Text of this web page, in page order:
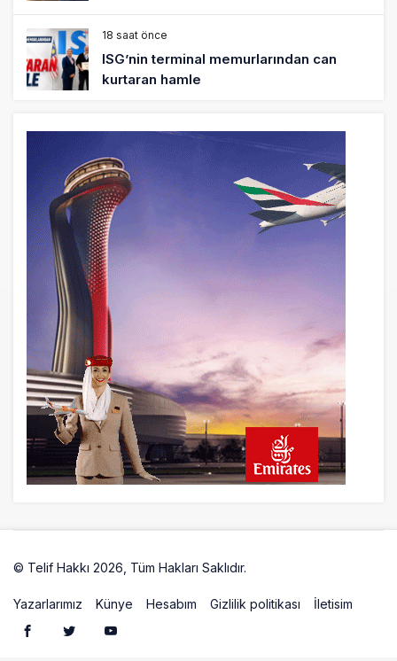
18 saat önce
ISG’nin terminal memurlarından can
kurtaran hamle
AJet’ten Yurt İçi Biletlerde Yüzde 30
İndirim
24 saat önce
THY’nin geliri yüzde 20 arttı, net kârı
yüzde 71 düştü
© Telif Hakkı 2026, Tüm Hakları Saklıdır.
Yazarlarımız Künye Hesabım Gizlilik politikası İletisim